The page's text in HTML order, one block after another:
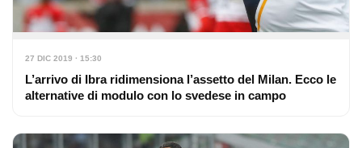
27 DIC 2019 · 15:30
L’arrivo di Ibra ridimensiona l’assetto del Milan. Ecco le
alternative di modulo con lo svedese in campo